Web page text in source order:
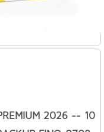
2026 -- 10